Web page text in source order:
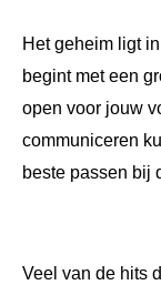
Het geheim ligt
begint met een
open voor jouw
communiceren
beste passen bij
Veel van de hits